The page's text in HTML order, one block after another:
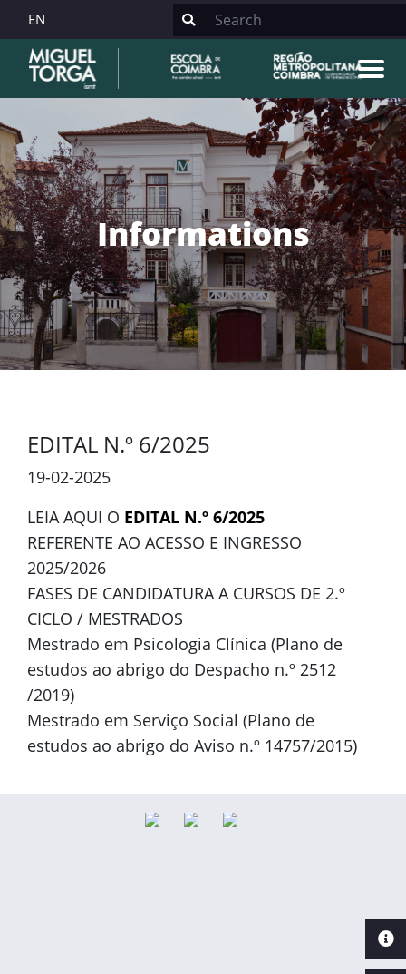
EN
Informations
EDITAL N.º 6/2025
19-02-2025
LEIA AQUI O EDITAL N.º 6/2025
REFERENTE AO ACESSO E INGRESSO
2025/2026
FASES DE CANDIDATURA A CURSOS DE 2.º
CICLO / MESTRADOS
Mestrado em Psicologia Clínica (Plano de
estudos ao abrigo do Despacho n.º 2512
/2019)
Mestrado em Serviço Social (Plano de
estudos ao abrigo do Aviso n.º 14757/2015)